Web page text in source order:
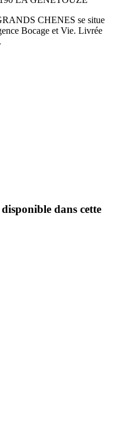
CHENES se situe
Bocage et Vie. Livrée
dans cette